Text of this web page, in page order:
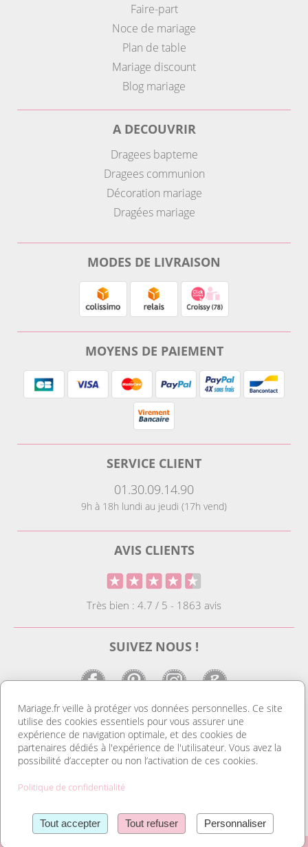
Faire-part
Noce de mariage
Plan de table
Mariage discount
Blog mariage
A DECOUVRIR
Dragees bapteme
Dragees communion
Décoration mariage
Dragées mariage
MODES DE LIVRAISON
MOYENS DE PAIEMENT
SERVICE CLIENT
01.30.09.14.90
9h à 18h lundi au jeudi (17h vend)
AVIS CLIENTS
Très bien : 4.7 / 5 - 1863 avis
SUIVEZ NOUS !
LE SITE DE LA DECO MARIAGE
Notre site est le spécialiste de la décoration mariage. Vous
trouverez des idées de déco pas cher ainsi que des housses de
marque place et de porte nom. Tout pour réussir une
également notre gamme de livres d’or, et d’urnes pas cher. Sans
oublier nos dragées mariage et nos contenants à dragées et
Lire la suite
Mariage.fr veille à protéger vos données personnelles. Ce site
utilise des cookies essentiels pour vous assurer une
expérience de navigation optimale, et des cookies de
partenaires dédiés à l'expérience de l'utilisateur. Vous avez la
possibilité d’accepter ou non l’activation de ces cookies.
Politique de confidentialité
Tout accepter Tout refuser Personnaliser